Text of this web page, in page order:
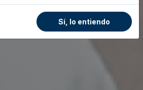
Sí, lo entiendo